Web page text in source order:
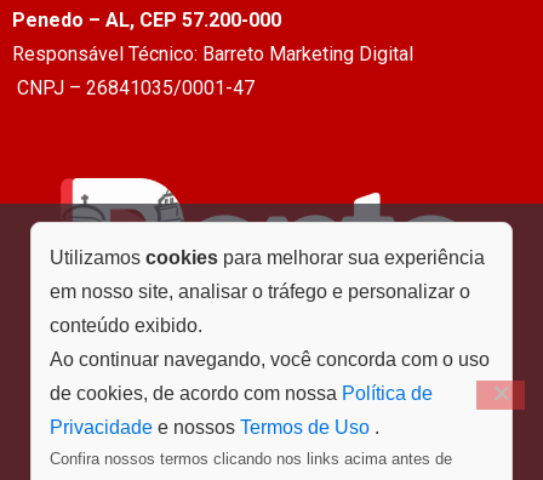
Utilizamos cookies para melhorar sua experiência
em nosso site, analisar o tráfego e personalizar o
conteúdo exibido.
Ao continuar navegando, você concorda com o uso
de cookies, de acordo com nossa Política de
Privacidade e nossos Termos de Uso .
Confira nossos termos clicando nos links acima antes de
Penedo – AL, CEP 57.200-000
Responsável Técnico: Barreto Marketing Digital
CNPJ – 26841035/0001-47